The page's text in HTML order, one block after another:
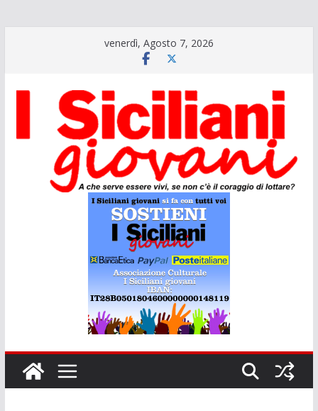
venerdì, Agosto 7, 2026